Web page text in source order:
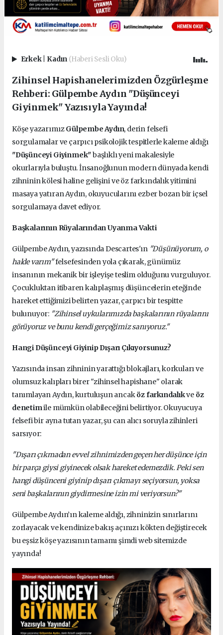
Erkek Kadın (Haberi Sesli Oku)
Zihinsel Hapishanelerimizden Özgürleşme
Rehberi: Gülpembe Aydın "Düşünceyi
Giyinmek" Yazısıyla Yayında!
Köşe yazarımızGülpembe Aydın, derin felsefi
sorgulamalar ve çarpıcı psikolojik tespitlerle kaleme aldığı
"Düşünceyi Giyinmek"başlıklı yeni makalesiyle
okurlarıyla buluştu. İnsanoğlunun modern dünyada kendi
zihninin kölesi haline gelişini ve öz farkındalık yitimini
masaya yatıran Aydın, okuyucularını ezber bozan bir içsel
sorgulamaya davet ediyor.
Başkalarının Rüyalarından Uyanma Vakti
Gülpembe Aydın, yazısında Descartes'ın "Düşünüyorum, o
halde varım"felsefesinden yola çıkarak, günümüz
insanının mekanik bir işleyişe teslim olduğunu vurguluyor.
Çocukluktan itibaren kalıplaşmış düşüncelerin eteğinde
hareket ettiğimizi belirten yazar, çarpıcı bir tespitte
bulunuyor: "Zihinsel uykularımızda başkalarının rüyalarını
görüyoruz ve bunu kendi gerçeğimiz sanıyoruz."
Hangi Düşünceyi Giyinip Dışarı Çıkıyorsunuz?
Yazısında insan zihninin yarattığı blokajları, korkuları ve
olumsuz kalıpları birer "zihinsel hapishane" olarak
tanımlayan Aydın, kurtuluşun ancaköz farkındalıkve öz
denetimile mümkün olabileceğini belirtiyor. Okuyucuya
felsefi bir ayna tutan yazar, şu can alıcı soruyla zihinleri
sarsıyor:
"Dışarı çıkmadan evvel zihnimizden geçen her düşünce için
bir parça giysi giyinecek olsak hareket edemezdik. Peki sen
hangi düşünceni giyinip dışarı çıkmayı seçiyorsun, yoksa
seni başkalarının giydirmesine izin mi veriyorsun?"
Gülpembe Aydın’ın kaleme aldığı, zihninizin sınırlarını
zorlayacak ve kendinize bakış açınızı kökten değiştirecek
bu eşsiz köşe yazısının tamamı şimdi web sitemizde
yayında!